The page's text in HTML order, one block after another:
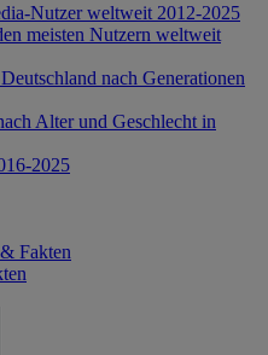
Nutzer weltweit 2012-2025
meisten Nutzern weltweit
nach Generationen
Alter und Geschlecht in
2025
Fakten